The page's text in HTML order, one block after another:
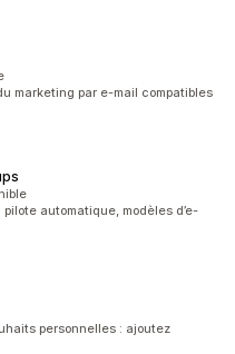
marketing par e-mail compatibles
automatique, modèles d’e-
personnelles : ajoutez